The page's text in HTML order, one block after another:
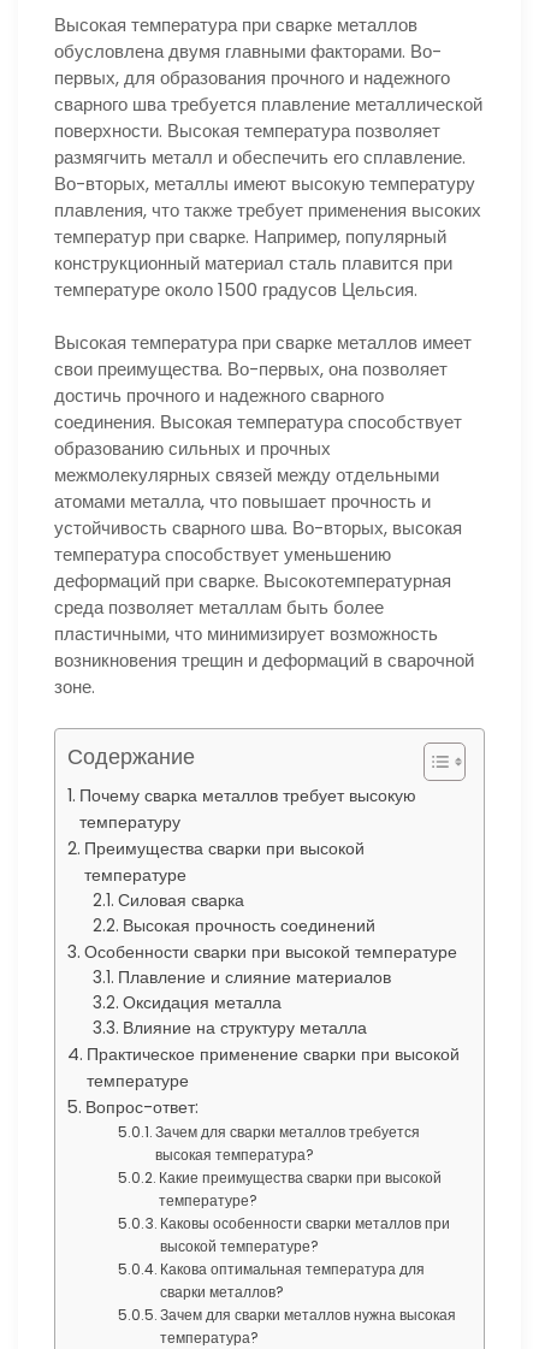
Высокая температура при сварке металлов
обусловлена двумя главными факторами. Во-
первых, для образования прочного и надежного
сварного шва требуется плавление металлической
поверхности. Высокая температура позволяет
размягчить металл и обеспечить его сплавление.
Во-вторых, металлы имеют высокую температуру
плавления, что также требует применения высоких
температур при сварке. Например, популярный
конструкционный материал сталь плавится при
температуре около 1500 градусов Цельсия.
Высокая температура при сварке металлов имеет
свои преимущества. Во-первых, она позволяет
достичь прочного и надежного сварного
соединения. Высокая температура способствует
образованию сильных и прочных
межмолекулярных связей между отдельными
атомами металла, что повышает прочность и
устойчивость сварного шва. Во-вторых, высокая
температура способствует уменьшению
деформаций при сварке. Высокотемпературная
среда позволяет металлам быть более
пластичными, что минимизирует возможность
возникновения трещин и деформаций в сварочной
зоне.
Содержание
Почему сварка металлов требует высокую
температуру
Преимущества сварки при высокой
температуре
Силовая сварка
Высокая прочность соединений
Особенности сварки при высокой температуре
Плавление и слияние материалов
Оксидация металла
Влияние на структуру металла
Практическое применение сварки при высокой
температуре
Вопрос-ответ:
Зачем для сварки металлов требуется
высокая температура?
Какие преимущества сварки при высокой
температуре?
Каковы особенности сварки металлов при
высокой температуре?
Какова оптимальная температура для
сварки металлов?
Зачем для сварки металлов нужна высокая
температура?